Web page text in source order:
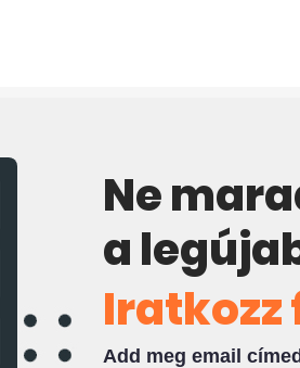
Ne
a
Iratkozz
Add meg email